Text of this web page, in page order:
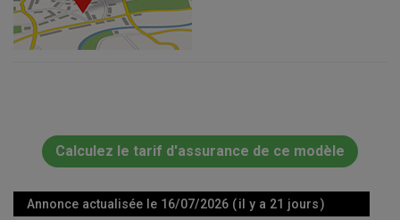
Calculez le tarif d'assurance de ce modèle
Annonce actualisée le 16/07/2026 ( il y a 21 jours )